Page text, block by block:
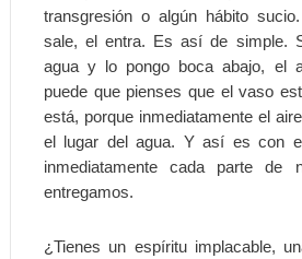
transgresión o algún hábito
sale, el entra. Es así de simple.
agua y lo pongo boca abajo, el
puede que pienses que el vaso
está, porque inmediatamente el
el lugar del agua. Y así es con
inmediatamente cada parte de
entregamos.
¿Tienes un espíritu implacable,